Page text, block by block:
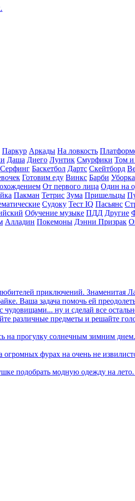
Паркур Аркады На ловкость
Даша Диего Лунтик Смурфики Том
Серфинг Баскетбол Дартс Скейтборд
Готовим еду Винкс Барби Уборка
От первого лица Один на
Пакман Тетрис Зума Пришельцы
Судоку Тест IQ Пасьянс
Обучение музыке ПДД Другие
Алладин Покемоны Дэнни Призрак